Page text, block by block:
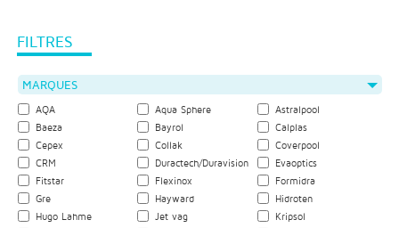
FILTRES
MARQUES
AQA Aqua Sphere
Astralpool
Baeza
Bayrol
Calplas
Cepex
Collak
Coverpool
CRM
Duractech/Duravision
Evaoptics
Fitstar
Flexinox
Formidra
Gre
Hayward
Hidroten
Hugo Lahme
Jet vag
Kripsol